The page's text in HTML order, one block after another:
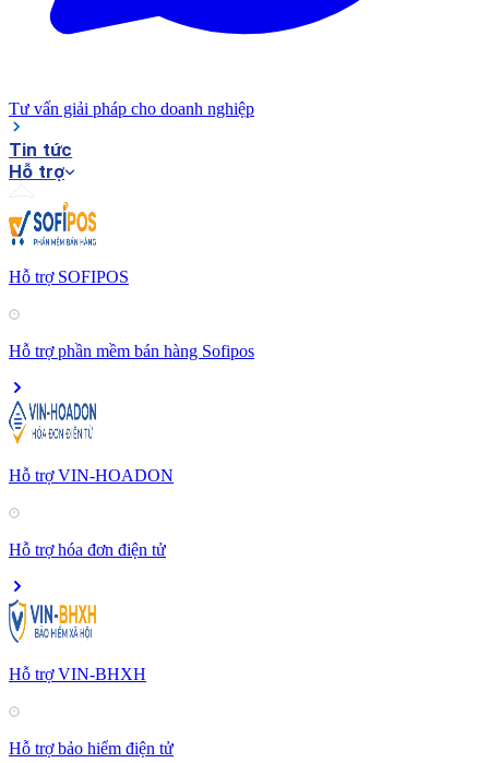
Tư vấn giải pháp cho doanh nghiệp
Tin tức
Hỗ trợ
Hỗ trợ SOFIPOS
Hỗ trợ phần mềm bán hàng Sofipos
Hỗ trợ VIN-HOADON
Hỗ trợ hóa đơn điện tử
Hỗ trợ VIN-BHXH
Hỗ trợ bảo hiểm điện tử